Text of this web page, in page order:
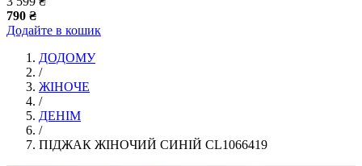
790 ₴
Додайте в кошик
ДОДОМУ
/
ЖІНОЧЕ
/
ДЕНІМ
/
ПІДЖАК ЖІНОЧИЙ СИНІЙ CL1066419